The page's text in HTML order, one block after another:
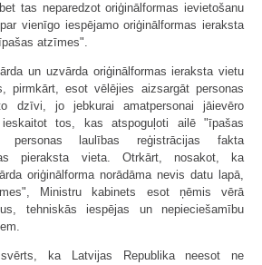
tas neparedzot oriģinālformas ievietošanu
vienīgo iespējamo oriģinālformas ieraksta
atzīmes".
un uzvārda oriģinālformas ieraksta vietu
pirmkārt, esot vēlējies aizsargāt personas
dzīvi, jo jebkurai amatpersonai jāievēro
tos, kas atspoguļoti ailē "īpašas
personas laulības reģistrācijas fakta
pieraksta vieta. Otrkārt, nosakot, ka
oriģinālforma norādāma nevis datu lapā,
Ministru kabinets esot ņēmis vērā
tehniskās iespējas un nepieciešamību
ka Latvijas Republika neesot ne